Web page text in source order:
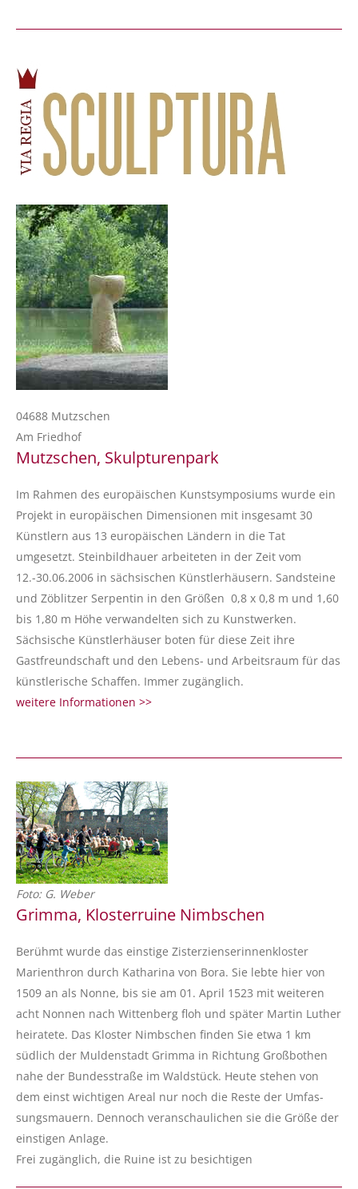
04688 Mutzschen
Am Friedhof
Mutzschen, Skulpturenpark
Im Rahmen des europäischen Kunstsymposiums wurde ein
Projekt in europäischen Dimensionen mit insgesamt 30
Künstlern aus 13 europäischen Ländern in die Tat
umgesetzt. Steinbildhauer arbeiteten in der Zeit vom
12.-30.06.2006 in sächsischen Künstlerhäusern. Sandsteine
und Zöblitzer Serpentin in den Größen 0,8 x 0,8 m und 1,60
bis 1,80 m Höhe verwandelten sich zu Kunstwerken.
Sächsische Künstlerhäuser boten für diese Zeit ihre
Gastfreundschaft und den Lebens- und Arbeitsraum für das
künstlerische Schaffen. Immer zugänglich.
weitere Informationen >>
Foto: G. Weber
Grimma, Klosterruine Nimbschen
Berühmt wurde das einstige Zisterzienserinnenkloster
Marienthron durch Katharina von Bora. Sie lebte hier von
1509 an als Nonne, bis sie am 01. April 1523 mit weiteren
acht Nonnen nach Wittenberg floh und später Martin Luther
heiratete. Das Kloster Nimbschen finden Sie etwa 1 km
südlich der Muldenstadt Grimma in Richtung Großbothen
nahe der Bundesstraße im Waldstück. Heute stehen von
dem einst wichtigen Areal nur noch die Reste der Umfas-
sungsmauern. Dennoch veranschaulichen sie die Größe der
einstigen Anlage.
Frei zugänglich, die Ruine ist zu besichtigen